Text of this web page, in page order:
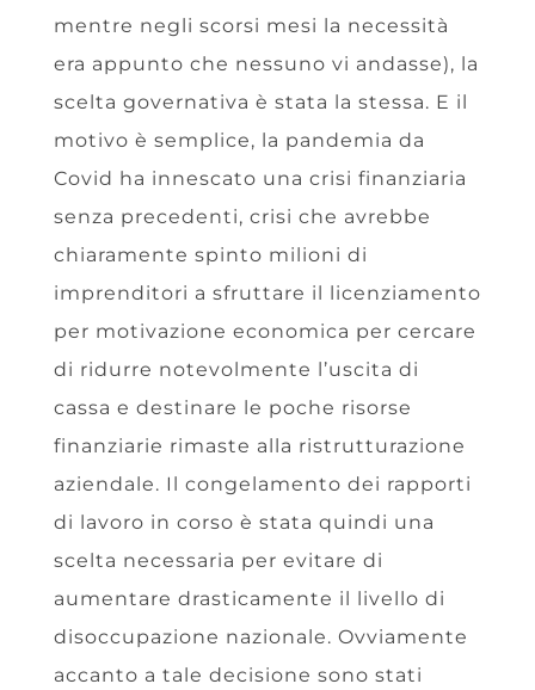
mentre negli scorsi mesi la necessità
era appunto che nessuno vi andasse), la
scelta governativa è stata la stessa. E il
motivo è semplice, la pandemia da
Covid ha innescato una crisi finanziaria
senza precedenti, crisi che avrebbe
chiaramente spinto milioni di
imprenditori a sfruttare il licenziamento
per motivazione economica per cercare
di ridurre notevolmente l’uscita di
cassa e destinare le poche risorse
finanziarie rimaste alla ristrutturazione
aziendale. Il congelamento dei rapporti
di lavoro in corso è stata quindi una
scelta necessaria per evitare di
aumentare drasticamente il livello di
disoccupazione nazionale. Ovviamente
accanto a tale decisione sono stati